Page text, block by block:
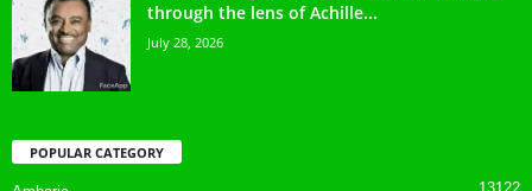
through the lens of Achille...
July 28, 2026
POPULAR CATEGORY